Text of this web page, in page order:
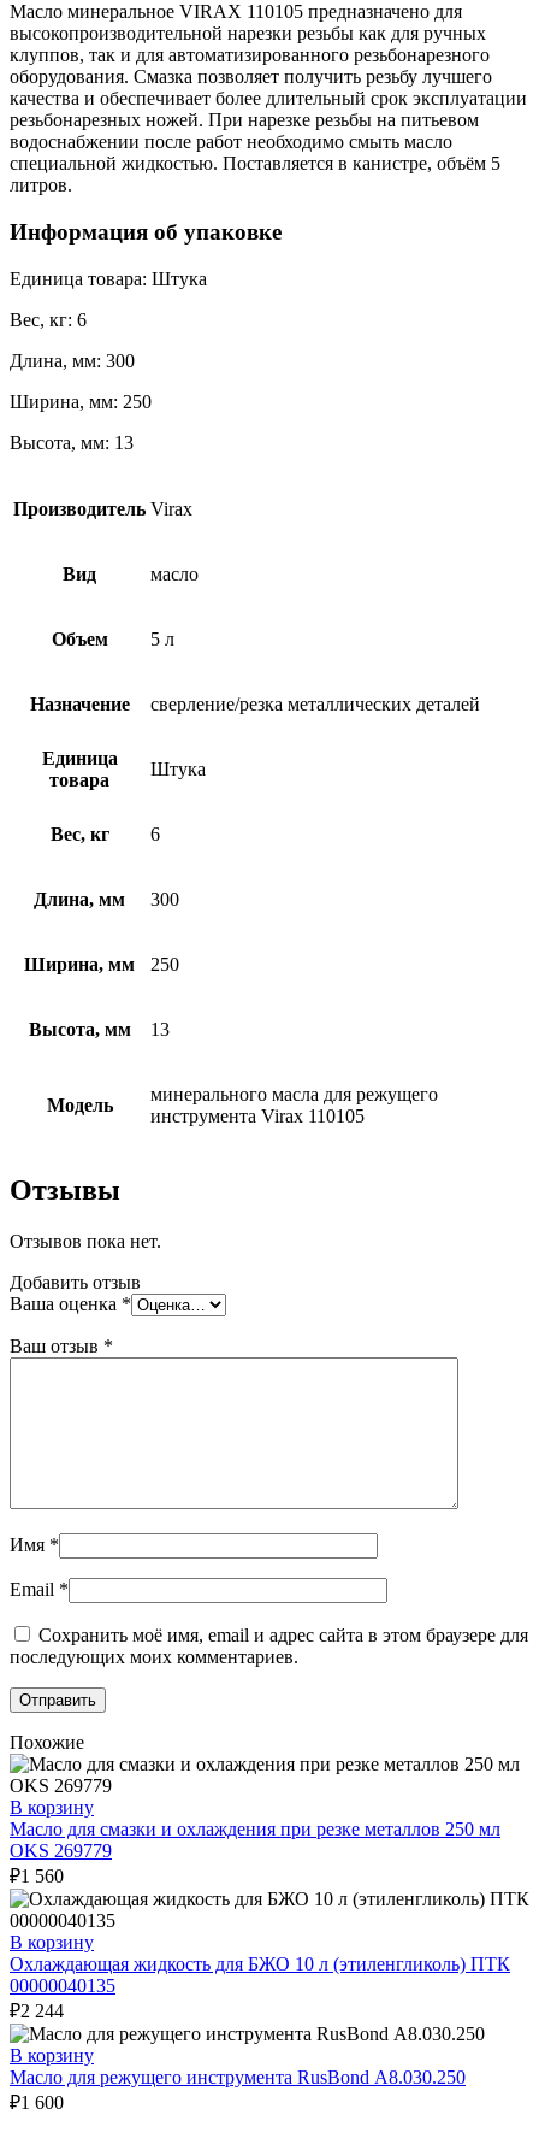
Масло минеральное VIRAX 110105 предназначено для
высокопроизводительной нарезки резьбы как для ручных
клуппов, так и для автоматизированного резьбонарезного
оборудования. Смазка позволяет получить резьбу лучшего
качества и обеспечивает более длительный срок эксплуатации
резьбонарезных ножей. При нарезке резьбы на питьевом
водоснабжении после работ необходимо смыть масло
специальной жидкостью. Поставляется в канистре, объём 5
литров.
Информация об упаковке
Единица товара: Штука
Вес, кг: 6
Длина, мм: 300
Ширина, мм: 250
Высота, мм: 13
Производитель Virax
Вид масло
Объем 5 л
Назначение сверление/резка металлических деталей
Единица
товара
Штука
Вес, кг 6
Длина, мм 300
Ширина, мм 250
Высота, мм 13
Модель
минерального масла для режущего
инструмента Virax 110105
Отзывы
Отзывов пока нет.
Добавить отзыв
Ваша оценка *
Ваш отзыв *
Имя *
Email *
Сохранить моё имя, email и адрес сайта в этом браузере для
последующих моих комментариев.
Похожие
В корзину
Масло для смазки и охлаждения при резке металлов 250 мл
OKS 269779
₽1 560
В корзину
Охлаждающая жидкость для БЖО 10 л (этиленгликоль) ПТК
00000040135
₽2 244
В корзину
Масло для режущего инструмента RusBond А8.030.250
₽1 600